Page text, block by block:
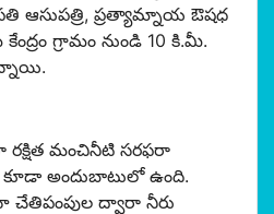
ఆసుపత్రి, ప్రత్యామ్నాయ ఔషధ
కేంద్రం గ్రామం నుండి 10 కి.మీ.
మంచినీటి సరఫరా
కూడా అందుబాటులో ఉంది.
చేతిపంపుల ద్వారా నీరు